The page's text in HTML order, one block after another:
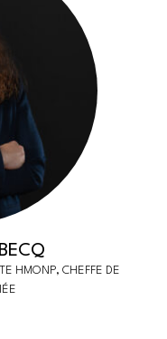
HMONP, CHEFFE DE